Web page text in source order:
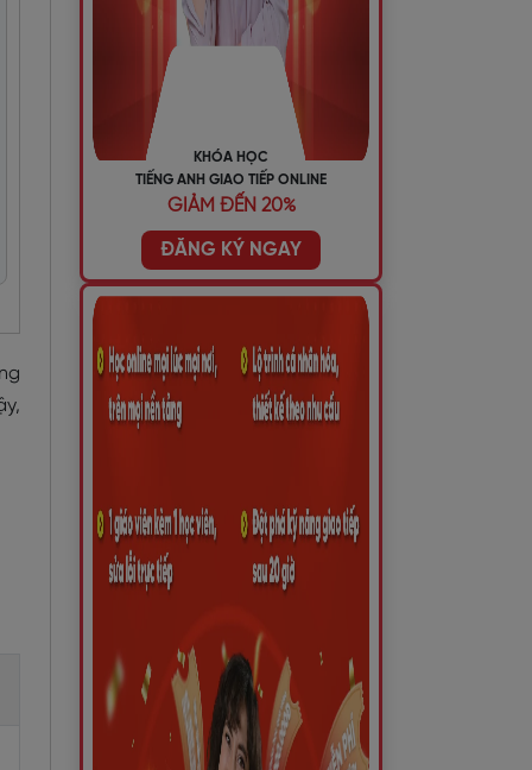
KHÓA HỌC
TIẾNG ANH GIAO TIẾP ONLINE
GIẢM ĐẾN 20%
ĐĂNG KÝ NGAY